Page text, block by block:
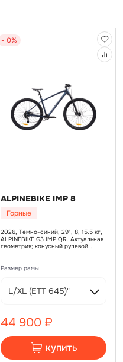
- 0%
ALPINEBIKE IMP 8
Горные
2026, Темно-синий, 29", 8, 15.5 кг,
ALPINEBIKE G3 IMP QR. Актуальная
геометрия; конусный рулевой
TEKTRO TKD 176, дисковый
гидравлический, ротор 160 мм,
L/XL
Размер рамы
L/XL (ЕТТ 645)"
44 900 ₽
купить